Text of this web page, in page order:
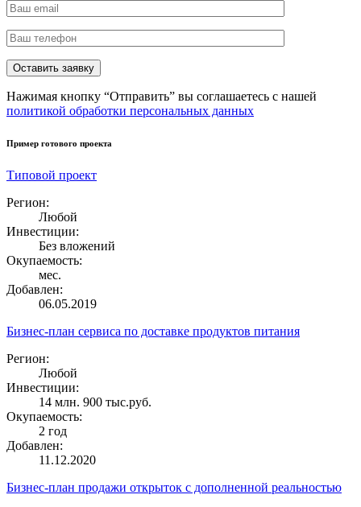
Нажимая кнопку “Отправить” вы соглашаетесь с нашей
политикой обработки персональных данных
Пример готового проекта
Типовой проект
Регион:
Любой
Инвестиции:
Без вложений
Окупаемость:
мес.
Добавлен:
06.05.2019
Бизнес-план сервиса по доставке продуктов питания
Регион:
Любой
Инвестиции:
14 млн. 900 тыс.руб.
Окупаемость:
2 год
Добавлен:
11.12.2020
Бизнес-план продажи открыток с дополненной реальностью